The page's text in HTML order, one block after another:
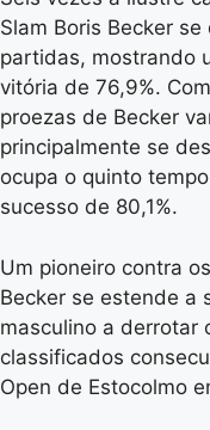
Slam Boris Becker
partidas, mostrando
vitória de 76,9%.
proezas de Becker
principalmente se
ocupa o quinto
sucesso de 80,1%.
Um pioneiro contra
Becker se estende a
masculino a derrotar
classificados
Open de Estocolmo